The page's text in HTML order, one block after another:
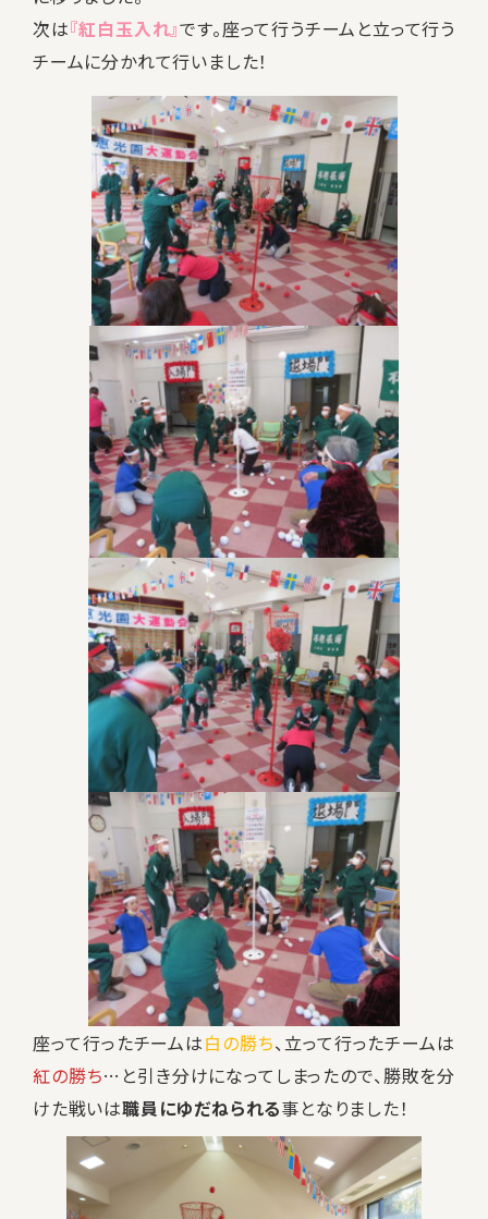
次は『紅白玉入れ』です。座って行うチームと立って行う
チームに分かれて行いました！
座って行ったチームは白の勝ち、立って行ったチームは
紅の勝ち…と引き分けになってしまったので、勝敗を分
けた戦いは職員にゆだねられる事となりました！